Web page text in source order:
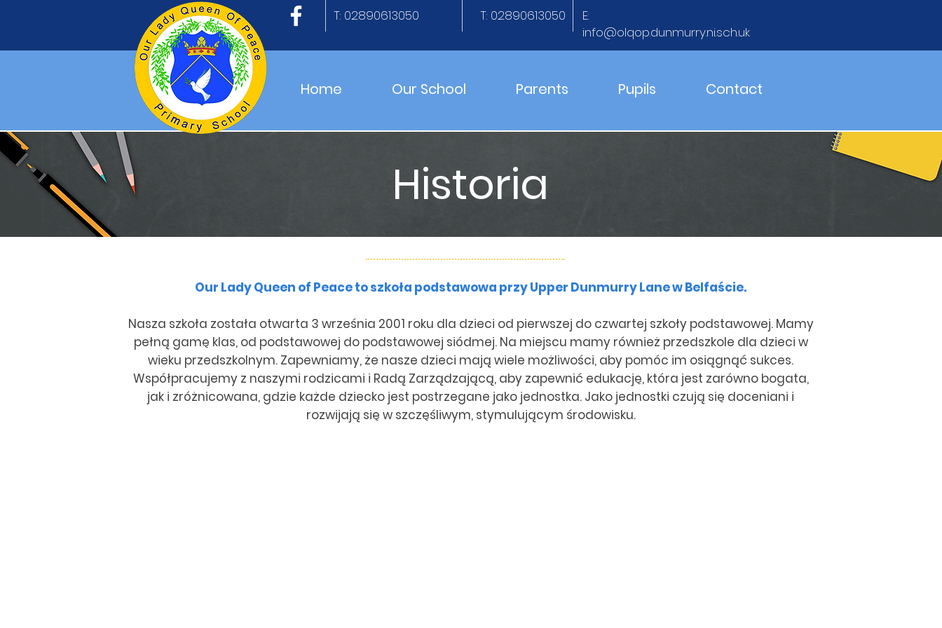
Home Our School Parents Pupils Contact
T: 02890613050 T: 02890613050
E:
info@olqop.dunmurry.ni.sch.uk
Historia
Our Lady Queen of Peace to szkoła podstawowa przy Upper Dunmurry Lane w Belfaście.
Nasza szkoła została otwarta 3 września 2001 roku dla dzieci od pierwszej do czwartej szkoły podstawowej. Mamy
pełną gamę klas, od podstawowej do podstawowej siódmej. Na miejscu mamy również przedszkole dla dzieci w
wieku przedszkolnym. Zapewniamy, że nasze dzieci mają wiele możliwości, aby pomóc im osiągnąć sukces.
Współpracujemy z naszymi rodzicami i Radą Zarządzającą, aby zapewnić edukację, która jest zarówno bogata,
jak i zróżnicowana, gdzie każde dziecko jest postrzegane jako jednostka. Jako jednostki czują się doceniani i
rozwijają się w szczęśliwym, stymulującym środowisku.